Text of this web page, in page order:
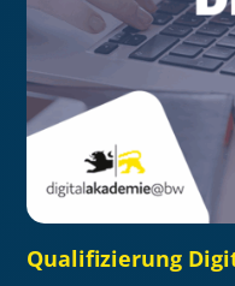
Qualifizierung